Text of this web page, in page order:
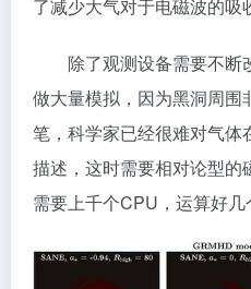
了减少大气对于电磁波的吸
除了观测设备需要不断
做大量模拟，因为黑洞周围
笔，科学家已经很难对气体
描述，这时需要相对论型
需要上千个CPU，运算好几